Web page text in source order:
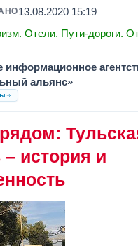
13.08.2020 15:19
Отели. Пути-дороги.
информационное
альянс»
– история и